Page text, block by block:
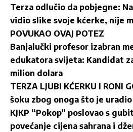
Terza odlučio da pobjegne:
vidio slike svoje kćerke, nije
POVUKAO OVAJ POTEZ
Banjalučki profesor izabran
edukatora svijeta: Kandidat
milion dolara
TERZA LJUBI KĆERKU I RONI
šoku zbog onoga što je
KJKP “Pokop” poslovao s
povećanje cijena sahrana i